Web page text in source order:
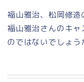
福山雅治、松岡修
福山雅治さんのキ
のではないでしょう